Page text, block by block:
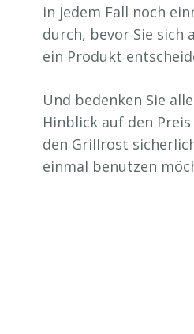
in jedem Fall noch
durch, bevor Sie sich
ein Produkt
Und bedenken Sie
Hinblick auf den Preis
den Grillrost
einmal benutzen